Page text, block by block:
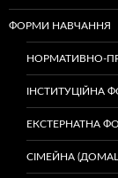
ФОРМИ НАВЧАННЯ
НОРМАТИВНО-
ІНСТИТУЦІЙНА
ЕКСТЕРНАТНА
СІМЕЙНА